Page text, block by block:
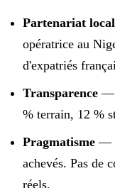
Partenariat local
opératrice au
d'expatriés
Transparence —
% terrain, 12 %
Pragmatisme —
achevés. Pas de
réels.